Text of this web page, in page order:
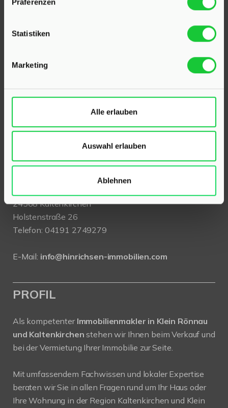
Statistiken
Marketing
Alle erlauben
Auswahl erlauben
Ablehnen
KONTAKT
Hinrichsen Immobilien GmbH
23795 Klein Rönnau
Bollmoor 2
04551 901690
24568 Kaltenkirchen
Holstenstraße 26
Telefon: 04191 2749279
E-Mail: info@hinrichsen-immobilien.com
PROFIL
Als kompetenter Immobilienmakler in Klein Rönnau
und Kaltenkirchenstehen wir Ihnen beim Verkauf und
bei der Vermietung Ihrer Immobilie zur Seite.
Mit umfassendem Fachwissen und lokaler Expertise
beraten wir Sie in allen Fragen rund um Ihr Haus oder
Ihre Wohnung in der Region Kaltenkirchen und Klein